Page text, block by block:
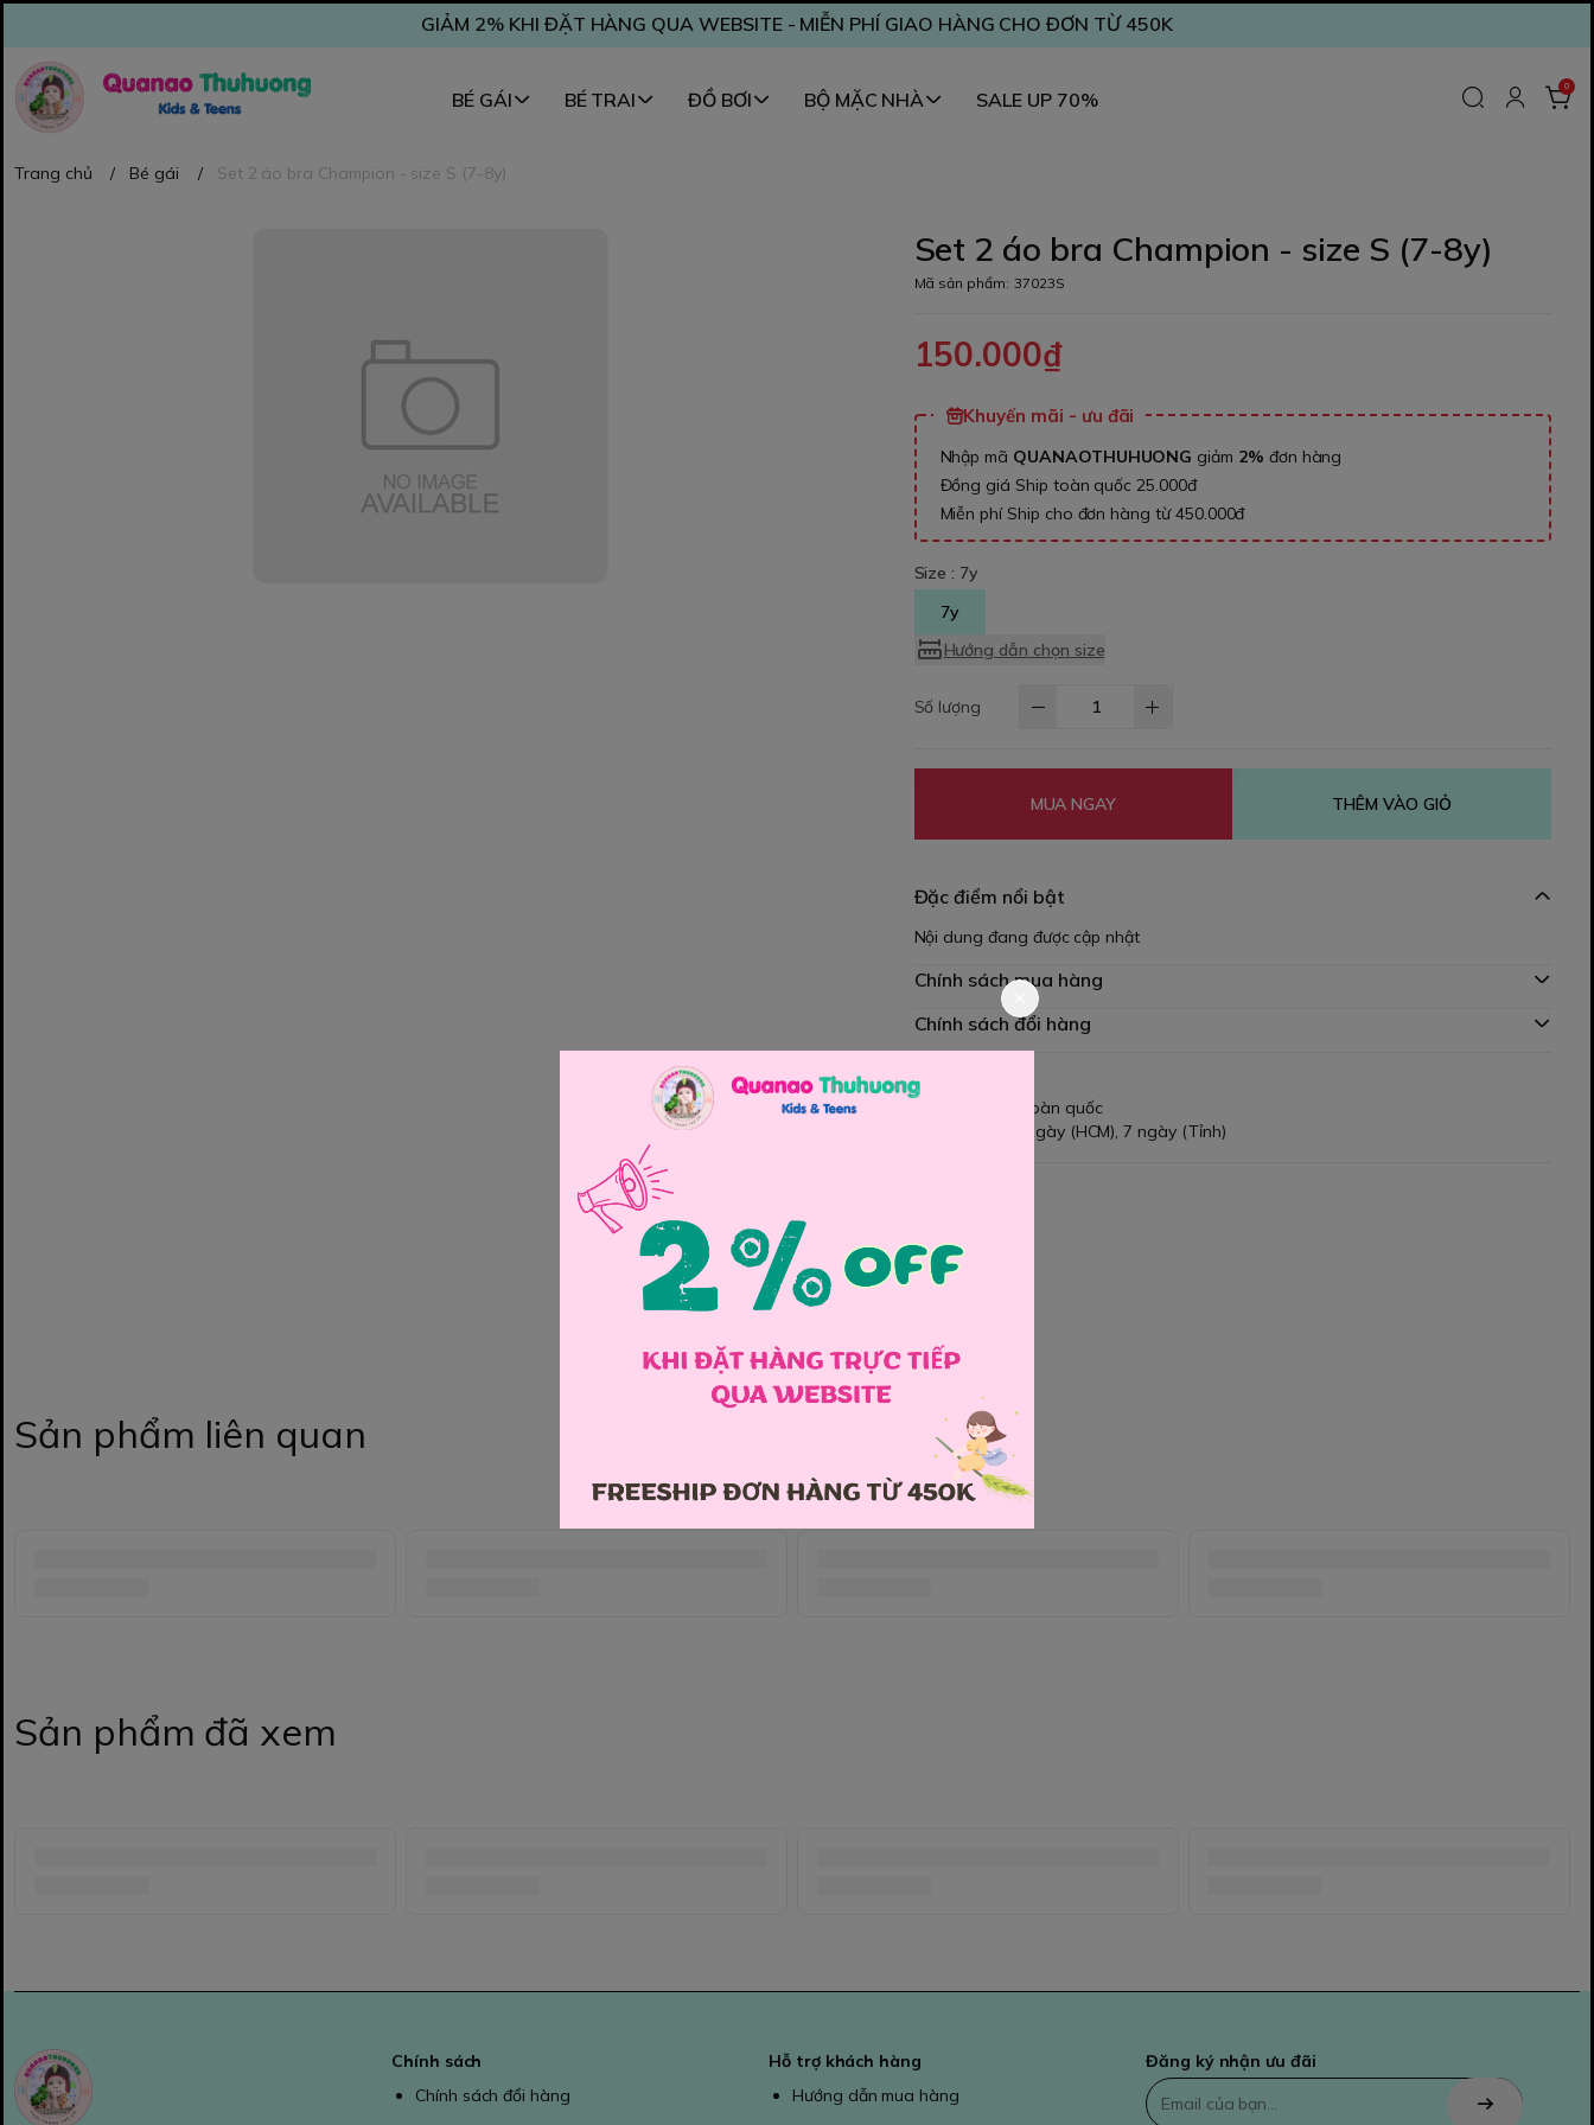
GIẢM 2% KHI ĐẶT HÀNG QUA WEBSITE - MIỄN PHÍ GIAO HÀNG CHO ĐƠN TỪ 450K
BÉ GÁI BÉ TRAI ĐỒ BƠI BỘ MẶC NHÀ SALE UP 70%
0
Trang chủ / Bé gái / Set 2 áo bra Champion - size S (7-8y)
Set 2 áo bra Champion - size S (7-8y)
Mã sản phẩm: 37023S
150.000₫
Khuyến mãi - ưu đãi
Nhập mã QUANAOTHUHUONG giảm 2% đơn hàng
Đồng giá Ship toàn quốc 25.000đ
Miễn phí Ship cho đơn hàng từ 450.000đ
Size : 7y
7y
Hướng dẫn chọn size
Số lượng
MUA NGAY THÊM VÀO GIỎ
Đặc điểm nổi bật
Nội dung đang được cập nhật
Chính sách mua hàng
Chính sách đổi hàng
Giao hàng toàn quốc
Đổi hàng 3 ngày (HCM), 7 ngày (Tỉnh)
Sản phẩm liên quan
Sản phẩm đã xem
Chính sách
Chính sách đổi hàng
Hỗ trợ khách hàng
Hướng dẫn mua hàng
Đăng ký nhận ưu đãi